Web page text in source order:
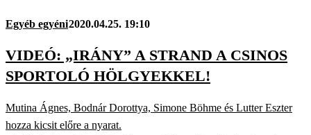
Egyéb egyéni2020.04.25. 19:10
VIDEÓ: „IRÁNY” A STRAND A CSINOS
SPORTOLÓ HÖLGYEKKEL!
Mutina Ágnes, Bodnár Dorottya, Simone Böhme és Lutter Eszter
hozza kicsit előre a nyarat.